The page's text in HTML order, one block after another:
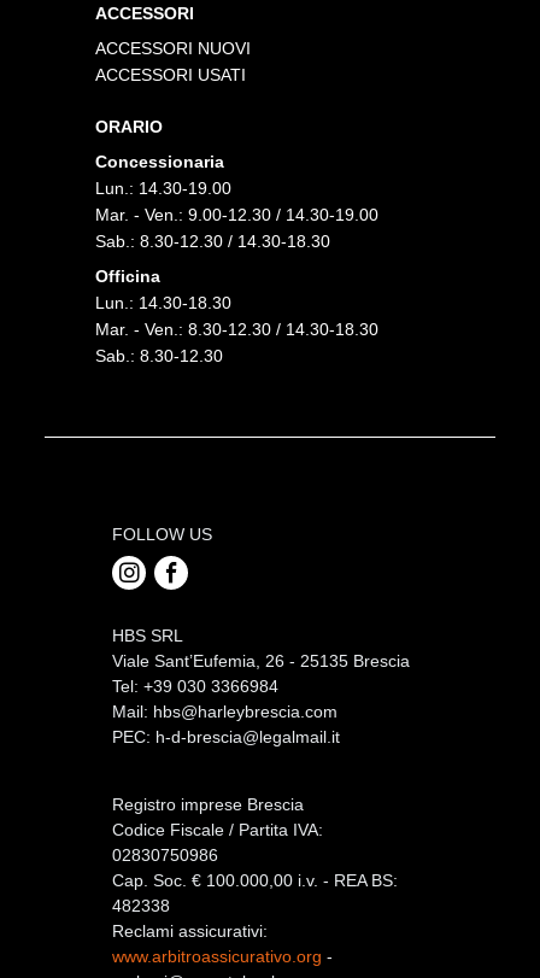
ACCESSORI
ACCESSORI NUOVI
ACCESSORI USATI
ORARIO
Concessionaria
Lun.: 14.30-19.00
Mar. - Ven.: 9.00-12.30 / 14.30-19.00
Sab.: 8.30-12.30 / 14.30-18.30
Officina
Lun.: 14.30-18.30
Mar. - Ven.: 8.30-12.30 / 14.30-18.30
Sab.: 8.30-12.30
FOLLOW US
HBS SRL
Viale Sant’Eufemia, 26 - 25135 Brescia
Tel: +39 030 3366984
Mail: hbs@harleybrescia.com
PEC: h-d-brescia@legalmail.it
Registro imprese Brescia
Codice Fiscale / Partita IVA:
02830750986
Cap. Soc. € 100.000,00 i.v. - REA BS:
482338
Reclami assicurativi:
www.arbitroassicurativo.org -